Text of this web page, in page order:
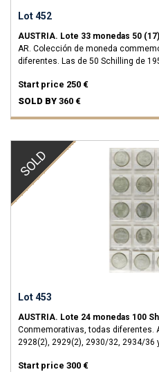
Lot 452
AUSTRIA. Lote 33 monedas 50
AR. Colección de moneda
diferentes. Las de 50 Schilling de
Start price 250 €
SOLD BY 360 €
SOLD
Lot 453
AUSTRIA. Lote 24 monedas 100
Conmemorativas, todas diferentes.
2928(2), 2929(2), 2930/32, 2934/36
Start price 300 €